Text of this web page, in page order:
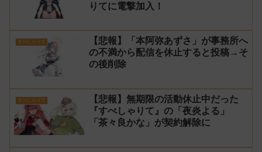
りてに電撃加入！
すぺしゃりて
【悲報】「本阿弥あずさ」が事務所へ
の不満から配信を休止すると投稿→そ
の後削除
すぺしゃりて
【悲報】無期限の活動休止中だった
『すぺしゃりて』の「夜炎よる」
「茶々良かな」が契約解除に